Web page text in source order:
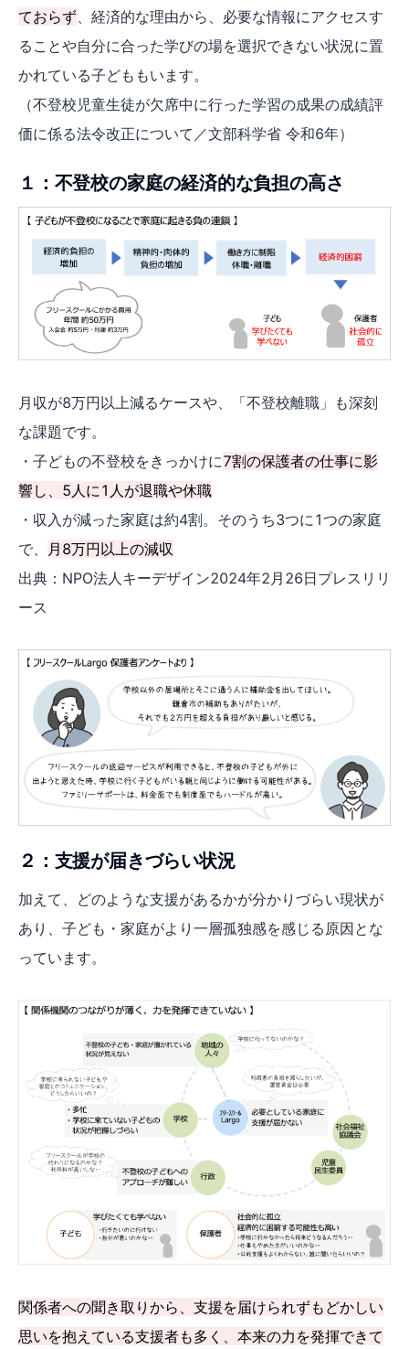
ておらず 、経済的な理由から、必要な情報にアクセスす
ることや自分に合った学びの場を選択できない状況に置
かれている子どももいます。
（不登校児童生徒が欠席中に行った学習の成果の成績評
価に係る法令改正について／文部科学省 令和6年）
１：不登校の家庭の経済的な負担の高さ
月収が8万円以上減るケースや、「不登校離職」も深刻
な課題です。
・子どもの不登校をきっかけに7割の保護者の仕事に影
響し、5人に1人が退職や休職
・収入が減った家庭は約4割。そのうち3つに1つの家庭
で、 月8万円以上の減収
出典：NPO法人キーデザイン2024年2月26日プレスリリ
ース
２：支援が届きづらい状況
加えて、どのような支援があるかが分かりづらい現状が
あり、子ども・家庭がより一層孤独感を感じる原因とな
っています。
関係者への聞き取りから、支援を届けられずもどかしい
思いを抱えている支援者も多く、本来の力を発揮できて